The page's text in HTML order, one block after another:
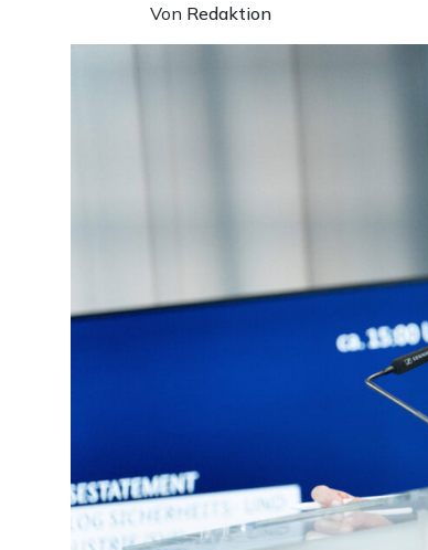
Von Redaktion